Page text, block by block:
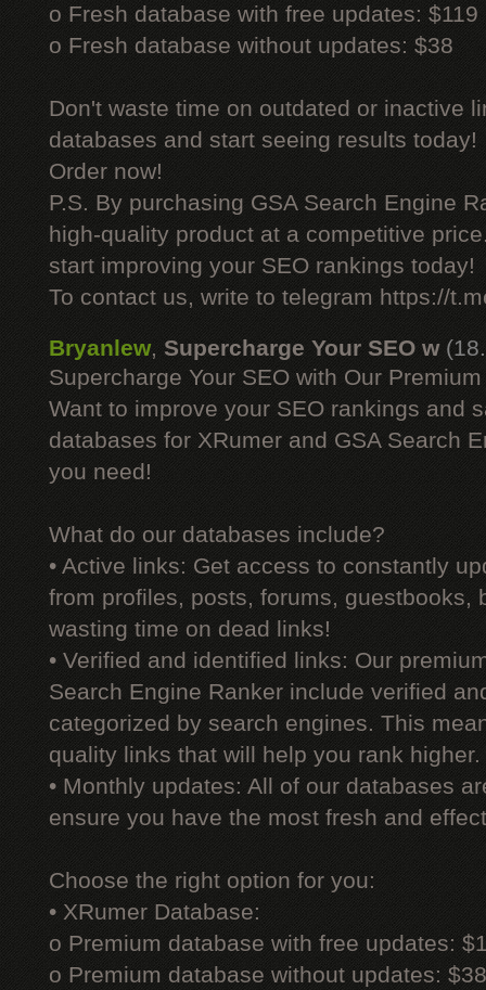
o Fresh database with free updates: $119
o Fresh database without updates: $38
Don't waste time on outdated or inactive
databases and start seeing results today!
Order now!
P.S. By purchasing GSA Search Engine
high-quality product at a competitive
start improving your SEO rankings today!
To contact us, write to telegram https://
Bryanlew,Supercharge Your SEO w
Supercharge Your SEO with Our
Want to improve your SEO rankings and
databases for XRumer and GSA Search
you need!
What do our databases include?
• Active links: Get access to constantly
from profiles, posts, forums, guestbooks,
wasting time on dead links!
• Verified and identified links: Our
Search Engine Ranker include verified
categorized by search engines. This
quality links that will help you rank higher.
• Monthly updates: All of our databases
ensure you have the most fresh and
Choose the right option for you:
• XRumer Database:
o Premium database with free updates:
o Premium database without updates: $38